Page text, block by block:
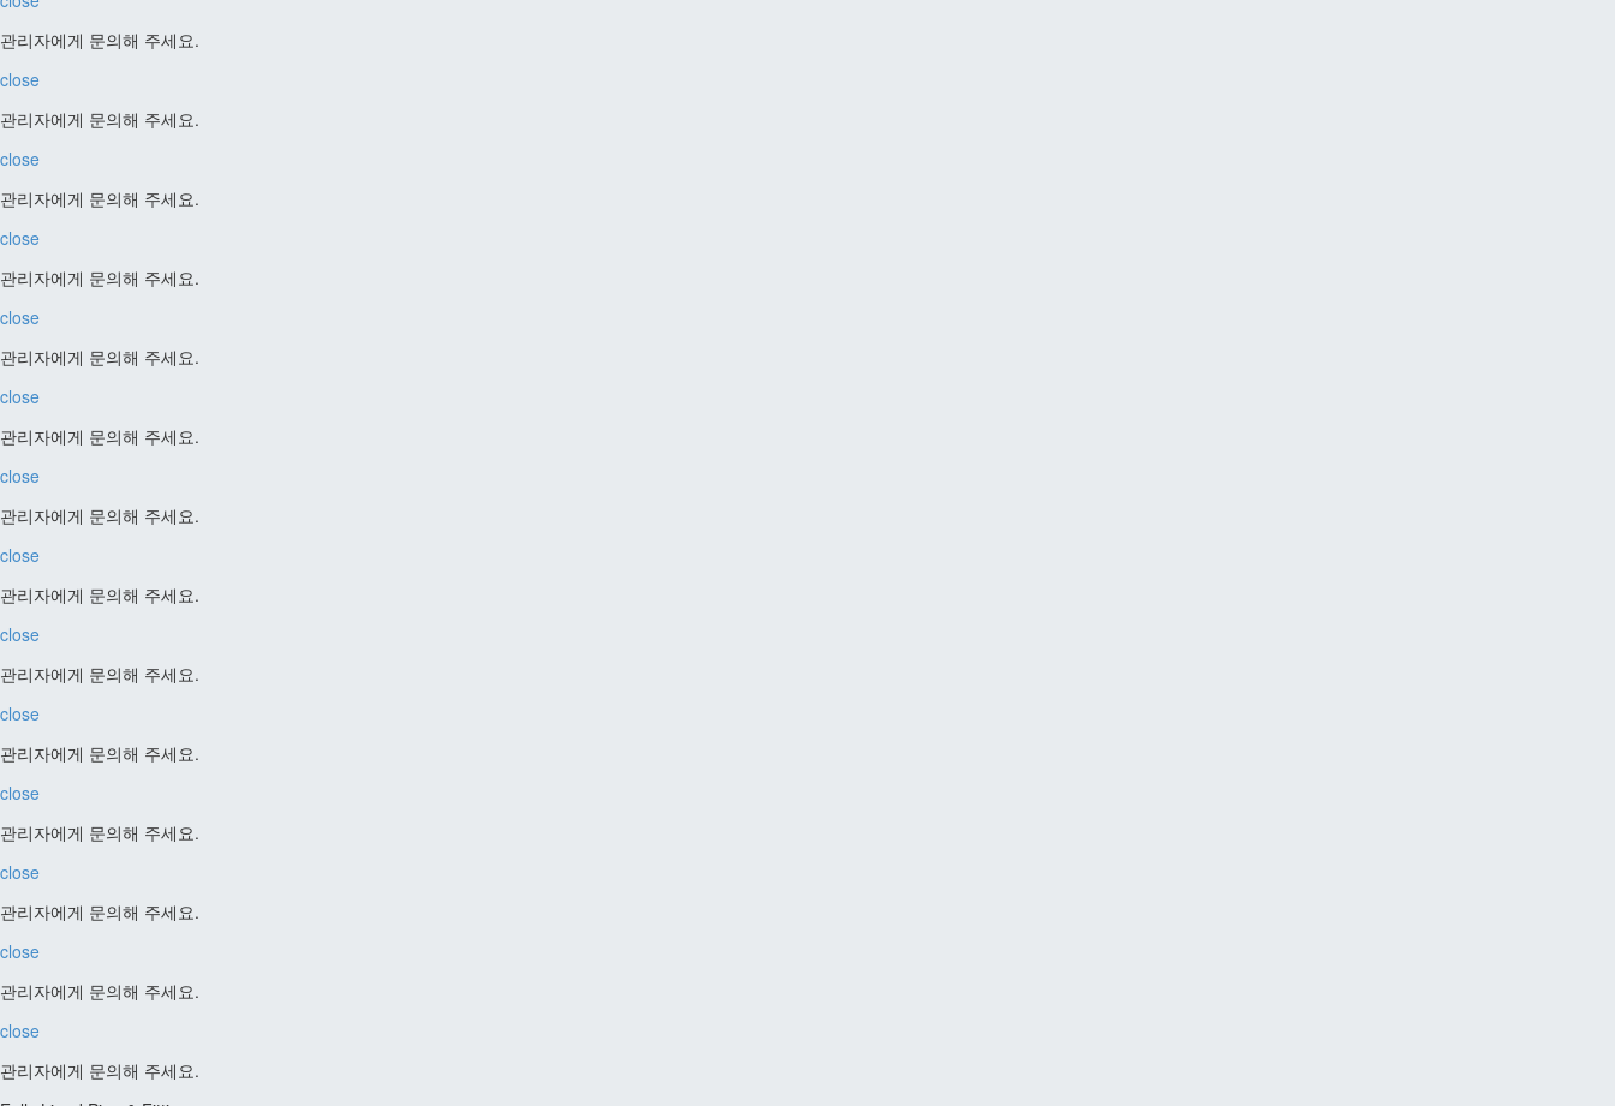
관리자에게 문의해 주세요.
close
관리자에게 문의해 주세요.
close
관리자에게 문의해 주세요.
close
관리자에게 문의해 주세요.
close
관리자에게 문의해 주세요.
close
관리자에게 문의해 주세요.
close
관리자에게 문의해 주세요.
close
관리자에게 문의해 주세요.
close
관리자에게 문의해 주세요.
close
관리자에게 문의해 주세요.
close
관리자에게 문의해 주세요.
close
관리자에게 문의해 주세요.
close
관리자에게 문의해 주세요.
close
관리자에게 문의해 주세요.